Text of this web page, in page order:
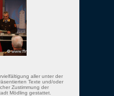
aller unter der
Texte und/oder
Zustimmung der
Mödling gestattet.